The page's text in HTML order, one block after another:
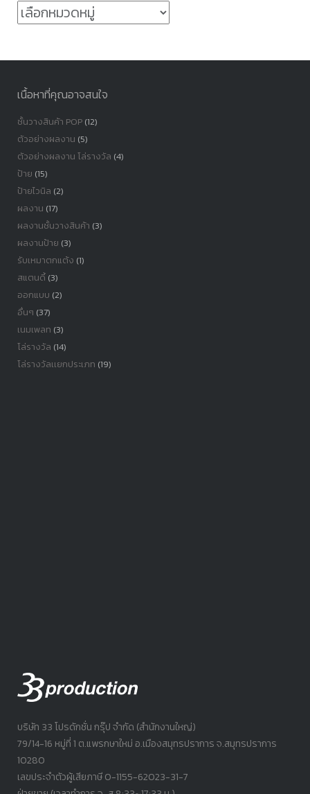
หมวด
เนื้อหาที่คุณอาจสนใจ
ชั้นวางสินค้า POP(12)
ตัวอย่างผลงาน (5)
ตัวอย่างผลงาน โล่รางวัล (4)
ป้าย (15)
ป้ายไวนิล (2)
ผลงาน (17)
ผลงานชั้นวางสินค้า (3)
ผลงานป้าย (3)
รับเหมาตกแต้ง (1)
สแตนดี้(3)
ออกแบบ (2)
อื่นๆ (37)
เนมเพลท (3)
โล่รางวัล (14)
โล่รางวัลเเยกประเภท (19)
บริษัท 33 โปรดักชั่น กรุ๊ป จำกัด (สำนักงานใหญ่)
79/14-16 หมู่ที่ 1 ต.แพรกษาใหม่ อ.เมืองสมุทรปราการ จ.สมุทรปราการ
10280
เลขประจำตัวผู้เสียภาษี 0-1155-62023-31-7